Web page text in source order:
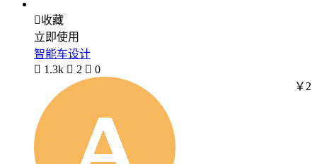
收藏
立即使用
智能车设计
 1.3k  2  0
￥2